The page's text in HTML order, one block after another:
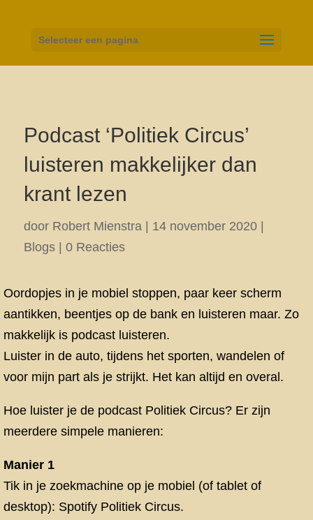
Selecteer een pagina
Podcast ‘Politiek Circus’
luisteren makkelijker dan
krant lezen
door Robert Mienstra| 14 november 2020|
Blogs| 0 Reacties
Oordopjes in je mobiel stoppen, paar keer scherm
aantikken, beentjes op de bank en luisteren maar. Zo
makkelijk is podcast luisteren.
Luister in de auto, tijdens het sporten, wandelen of
voor mijn part als je strijkt. Het kan altijd en overal.
Hoe luister je de podcast Politiek Circus? Er zijn
meerdere simpele manieren:
Manier 1
Tik in je zoekmachine op je mobiel (of tablet of
desktop): Spotify Politiek Circus.